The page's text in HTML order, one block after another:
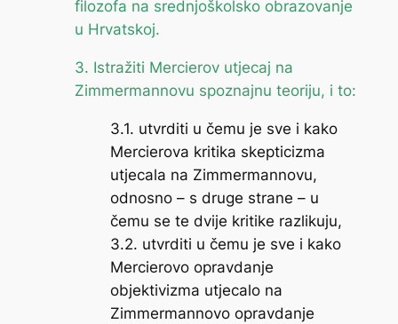
filozofa na srednjoškolsko obrazovanje
u Hrvatskoj.
3. Istražiti Mercierov utjecaj na
Zimmermannovu spoznajnu teoriju, i to:
3.1. utvrditi u čemu je sve i kako
Mercierova kritika skepticizma
utjecala na Zimmermannovu,
odnosno – s druge strane – u
čemu se te dvije kritike razlikuju,
3.2. utvrditi u čemu je sve i kako
Mercierovo opravdanje
objektivizma utjecalo na
Zimmermannovo opravdanje